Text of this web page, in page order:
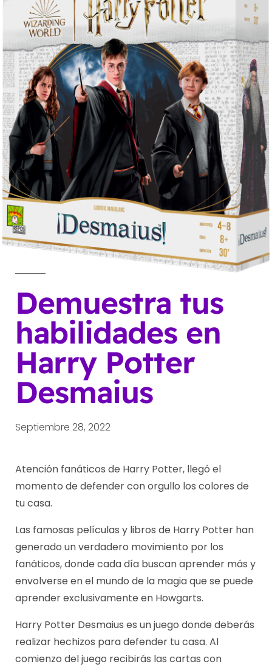
Demuestra tus
habilidades en
Harry Potter
Desmaius
Septiembre 28, 2022
Atención fanáticos de Harry Potter, llegó el
momento de defender con orgullo los colores de
tu casa.
Las famosas películas y libros de Harry Potter han
generado un verdadero movimiento por los
fanáticos, donde cada día buscan aprender más y
envolverse en el mundo de la magia que se puede
aprender exclusivamente en Howgarts.
Harry Potter Desmaius es un juego donde deberás
realizar hechizos para defender tu casa. Al
comienzo del juego recibirás las cartas con